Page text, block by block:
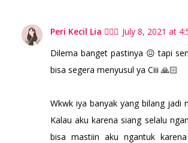
Peri Kecil Lia 🧚🏻‍♀️ July 8, 2021 at
Dilema banget pastinya 😖 tapi
bisa segera menyusul ya Ciii 🙏🏻
Wkwk iya banyak yang bilang jadi
Kalau aku karena siang selalu
bisa mastiin aku ngantuk